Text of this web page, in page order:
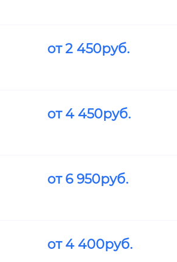
от2 450руб.
от4 450руб.
от6 950руб.
от4 400руб.